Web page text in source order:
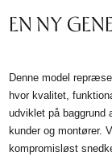
EN NY
Denne model
hvor kvalitet,
udviklet på baggrund
kunder og montører.
kompromisløst